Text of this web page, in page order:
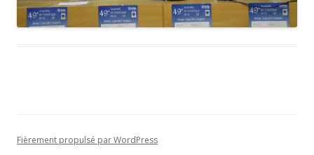
Fièrement propulsé par WordPress